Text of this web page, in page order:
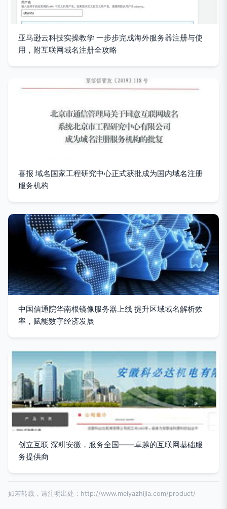
亚马逊云科技实操教学 一步步完成海外服务器注册与使
用，附互联网域名注册全攻略
喜报 域名国家工程研究中心正式获批成为国内域名注册
服务机构
中国信通院华南根镜像服务器上线 提升区域域名解析效
率，赋能数字经济发展
创立互联 深耕安徽，服务全国——卓越的互联网基础服
务提供商
如若转载，请注明出处：http://www.meiyazhijia.com/product/